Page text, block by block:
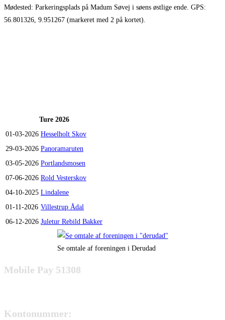
Mødested: Parkeringsplads på Madum Søvej i søens østlige ende. GPS:
56.801326, 9.951267 (markeret med 2 på kortet).
Ture 2026
01-03-2026 Hesselholt Skov
29-03-2026 Panoramaruten
03-05-2026 Portlandsmosen
07-06-2026 Rold Vesterskov
04-10-2025 Lindalene
01-11-2026 Villestrup Ådal
06-12-2026 Juletur Rebild Bakker
Se omtale af foreningen i Derudad
Mobile Pay 51308
Kontonummer: